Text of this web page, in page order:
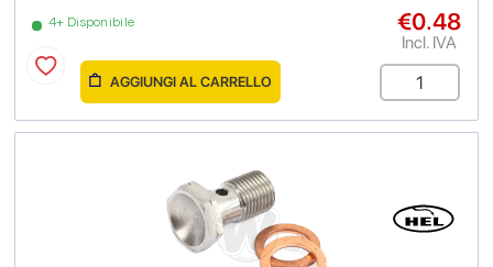
4+ Disponibile €0.48
Incl. IVA
AGGIUNGI AL CARRELLO